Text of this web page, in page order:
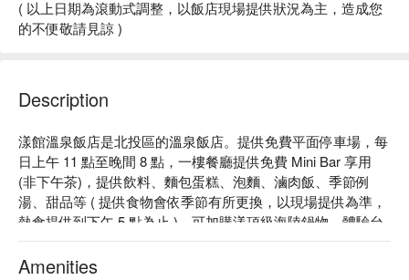
( 以上日期為滾動式調整，以飯店現場提供狀況為主，造成您
的不便敬請見諒 )
Description
漾館溫泉飯店是北投區的溫泉飯店。提供免費平面停車場，每
日上午 11 點至晚間 8 點，一樓餐廳提供免費 Mini Bar 享用
(非下午茶)，提供飲料、麵包蛋糕、泡麵、滷肉飯、季節例
湯、甜品等 ( 提供食物會依季節有所更換，以現場提供為準，
熱食提供到下午 5 點為止 )。可加購漾頂級海陸鍋物，體驗台
灣頂級現流海鮮鍋物享受。
漾館溫泉飯店評價：Google 4 星
Amenities